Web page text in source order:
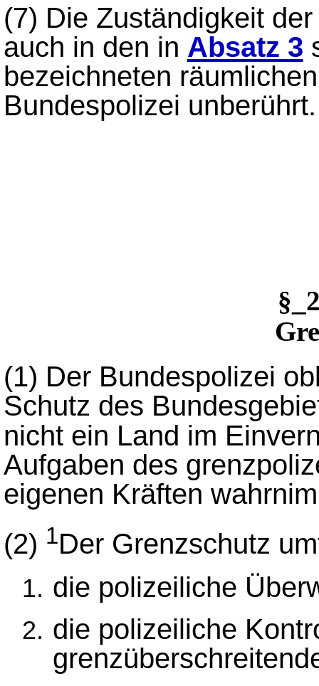
(7) Die Zuständigkeit
auch in den in Absatz 3
bezeichneten
Bundespolizei unberührt.
(1) Der Bundespolizei
Schutz des
nicht ein Land im
Aufgaben des
eigenen Kräften
(2) 1Der Grenzschutz
die polizeiliche
die polizeiliche